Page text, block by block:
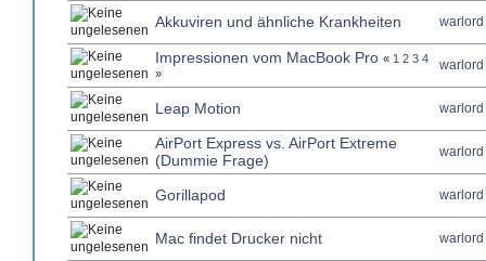
Akkuviren und ähnliche Krankheiten warlord
Impressionen vom MacBook Pro « 1 2 3 4
»
warlord
Leap Motion warlord
AirPort Express vs. AirPort Extreme
(Dummie Frage)
warlord
Gorillapod warlord
Mac findet Drucker nicht warlord